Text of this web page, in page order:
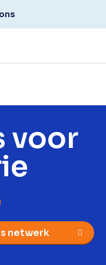
voor
netwerk